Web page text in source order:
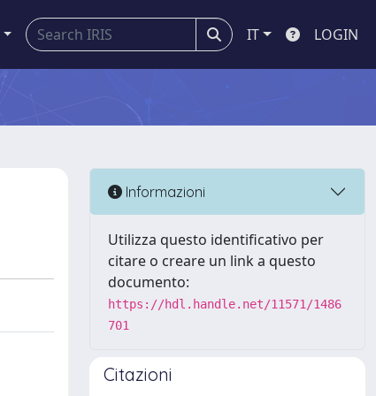
IT LOGIN
Informazioni
Utilizza questo identificativo per
citare o creare un link a questo
documento:
https://hdl.handle.net/11571/1486
701
Citazioni